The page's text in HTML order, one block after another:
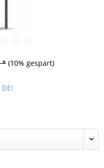
* (10% gespart)